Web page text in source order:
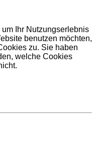
Ihr Nutzungserlebnis
benutzen möchten,
zu. Sie haben
welche Cookies